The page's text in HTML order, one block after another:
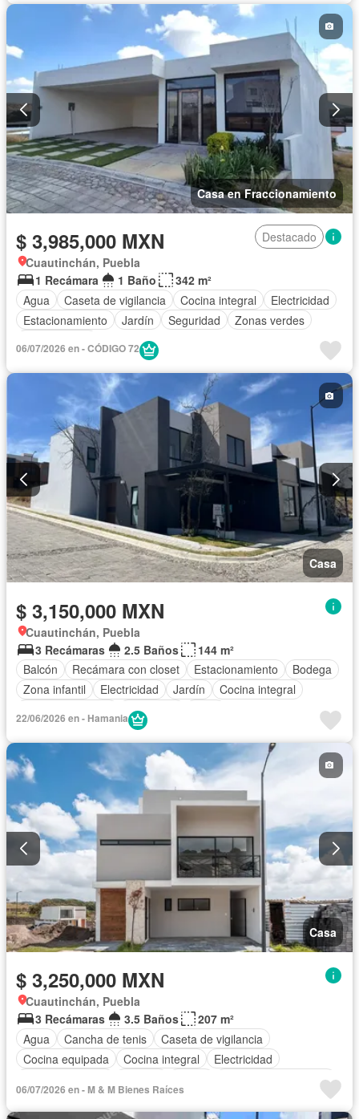
Casa en Fraccionamiento
$ 3,985,000 MXN
Destacado
Cuautinchán, Puebla
1 Recámara
1 Baño
342 m²
Agua
Caseta de vigilancia Cocina integral
Electricidad
Estacionamiento
Jardín Seguridad
Zonas verdes
06/07/2026 en - CÓDIGO 72
Casa
$ 3,150,000 MXN
Cuautinchán, Puebla
3 Recámaras
2.5 Baños
144 m²
Balcón
Recámara con closet Estacionamiento
Bodega
Zona infantil
Electricidad Jardín
Cocina integral
Seguridad
22/06/2026 en - Hamania
Casa
$ 3,250,000 MXN
Cuautinchán, Puebla
3 Recámaras
3.5 Baños
207 m²
Agua
Cancha de tenis
Caseta de vigilancia
Cocina equipada
Cocina integral
Electricidad
Recámara con closet
Wifi
06/07/2026 en - M & M Bienes Raíces